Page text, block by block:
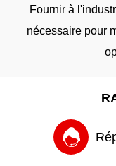
Fournir à
nécessaire pour